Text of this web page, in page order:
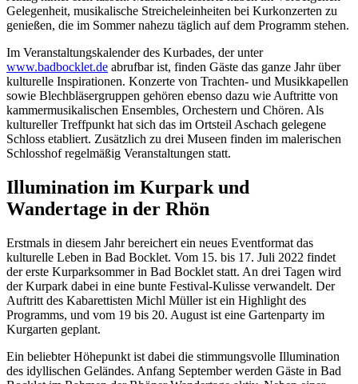
Gelegenheit, musikalische Streicheleinheiten bei Kurkonzerten zu
genießen, die im Sommer nahezu täglich auf dem Programm stehen.
Im Veranstaltungskalender des Kurbades, der unter
www.badbocklet.de abrufbar ist, finden Gäste das ganze Jahr über
kulturelle Inspirationen. Konzerte von Trachten- und Musikkapellen
sowie Blechbläsergruppen gehören ebenso dazu wie Auftritte von
kammermusikalischen Ensembles, Orchestern und Chören. Als
kultureller Treffpunkt hat sich das im Ortsteil Aschach gelegene
Schloss etabliert. Zusätzlich zu drei Museen finden im malerischen
Schlosshof regelmäßig Veranstaltungen statt.
Illumination im Kurpark und
Wandertage in der Rhön
Erstmals in diesem Jahr bereichert ein neues Eventformat das
kulturelle Leben in Bad Bocklet. Vom 15. bis 17. Juli 2022 findet
der erste Kurparksommer in Bad Bocklet statt. An drei Tagen wird
der Kurpark dabei in eine bunte Festival-Kulisse verwandelt. Der
Auftritt des Kabarettisten Michl Müller ist ein Highlight des
Programms, und vom 19 bis 20. August ist eine Gartenparty im
Kurgarten geplant.
Ein beliebter Höhepunkt ist dabei die stimmungsvolle Illumination
des idyllischen Geländes. Anfang September werden Gäste in Bad